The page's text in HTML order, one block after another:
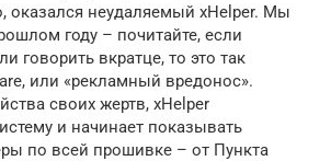
оказался неудаляемый xHelper. Мы
году – почитайте, если
говорить вкратце, то это так
или «рекламный вредонос».
своих жертв, xHelper
и начинает показывать
по всей прошивке – от Пункта